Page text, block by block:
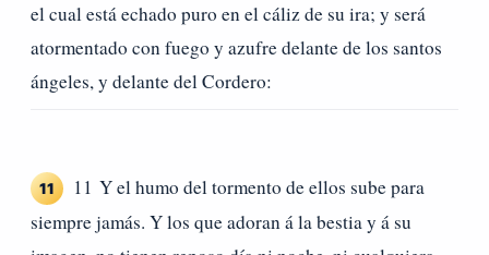
el cual está echado puro en el cáliz de su ira; y será
atormentado con fuego y azufre delante de los santos
ángeles, y delante del Cordero:
11
11 Y el humo del tormento de ellos sube para
siempre jamás. Y los que adoran á la bestia y á su